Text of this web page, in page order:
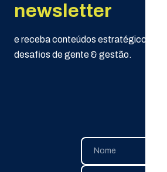
newsletter
e receba conteúdos estratégicos da
desafios de gente & gestão.